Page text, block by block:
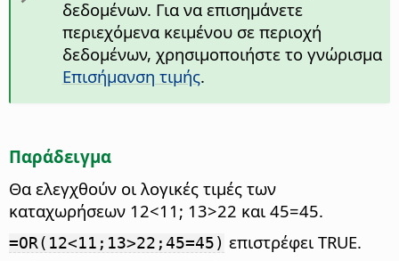
δεδομένων. Για να επισημάνετε
περιεχόμενα κειμένου σε περιοχή
δεδομένων, χρησιμοποιήστε το γνώρισμα
Επισήμανση τιμής.
Παράδειγμα
Θα ελεγχθούν οι λογικές τιμές των
καταχωρήσεων 12<11; 13>22 και 45=45.
=OR(12<11;13>22;45=45) επιστρέφει TRUE.